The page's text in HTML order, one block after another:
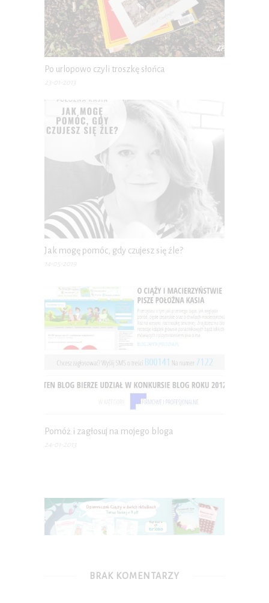
Po urlopowo czyli troszkę słońca
23-01-2013
Jak mogę pomóc, gdy czujesz się źle?
14-05-2019
Pomóż i zagłosuj na mojego bloga
24-01-2013
BRAK KOMENTARZY